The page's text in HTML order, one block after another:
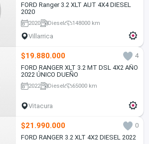
FORD Ranger 3.2 XLT AUT 4X4 DIESEL
2020
2020 Diesel 148000 km
Villarrica
$19.880.000
4
FORD RANGER XLT 3.2 MT DSL 4X2 AÑO
2022 ÚNICO DUEÑO
2022 Diesel 65000 km
Vitacura
$21.990.000
0
FORD RANGER 3.2 XLT 4X2 DIESEL 2022